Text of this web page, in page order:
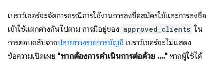
เบราว์เซอร์จะจัดการกรณีการใช้งานการลงชื่อสมัครใช้และการลงชื่อ
เข้าใช้แตกต่างกันไปตาม การมีอยู่ของ approved_clients ใน
การตอบกลับจากปลายทางรายการบัญชี เบราว์เซอร์จะไม่แสดง
ข้อความเปิดเผย "หากต้องการดำเนินการต่อด้วย ...." หากผู้ใช้ได้